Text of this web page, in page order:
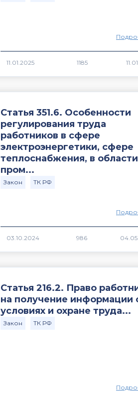
1185
Статья 351.6. Особенности
регулирования труда
работников в сфере
электроэнергетики, сфере
теплоснабжения, в области
пром...
Закон ТК РФ
986
Статья 216.2. Право
на получение информации
условиях и охране труда...
Закон ТК РФ